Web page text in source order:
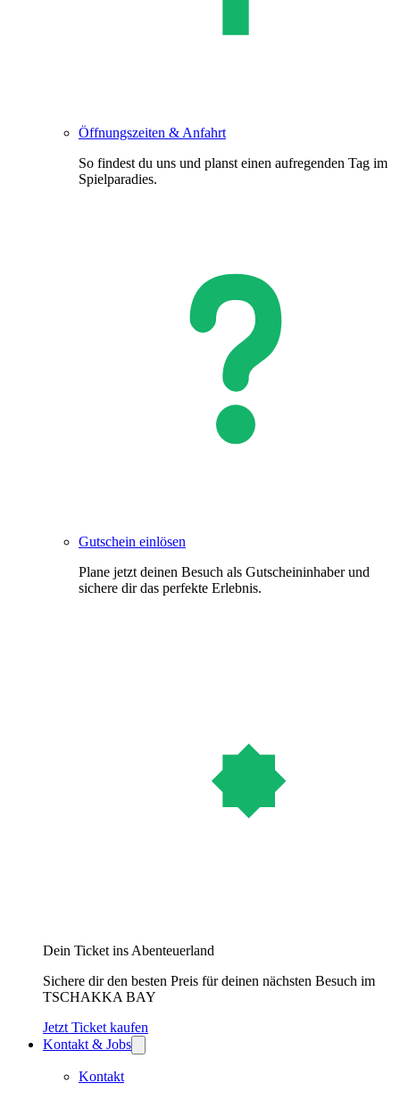
Öffnungszeiten & Anfahrt
So findest du uns und planst einen aufregenden Tag im
Spielparadies.
Gutschein einlösen
Plane jetzt deinen Besuch als Gutscheininhaber und
sichere dir das perfekte Erlebnis.
Dein Ticket ins Abenteuerland
Sichere dir den besten Preis für deinen nächsten Besuch im
TSCHAKKA BAY
Jetzt Ticket kaufen
Kontakt & Jobs
Kontakt